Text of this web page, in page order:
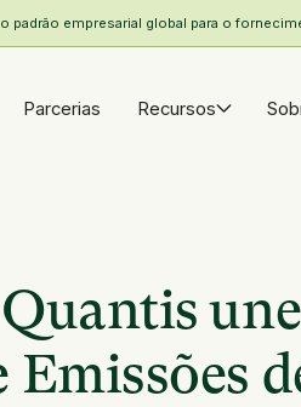
padrão empresarial global para o
Parcerias Recursos